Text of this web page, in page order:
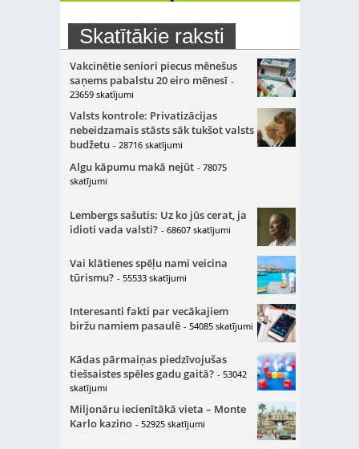
Skatītākie raksti
Vakcinētie seniori piecus mēnešus
saņems pabalstu 20 eiro mēnesī -
23659 skatījumi
Valsts kontrole: Privatizācijas
nebeidzamais stāsts sāk tukšot valsts
budžetu - 28716 skatījumi
Algu kāpumu makā nejūt - 78075
skatījumi
Lembergs sašutis: Uz ko jūs cerat, ja
idioti vada valsti? - 68607 skatījumi
Vai klātienes spēļu nami veicina
tūrismu? - 55533 skatījumi
Interesanti fakti par vecākajiem
biržu namiem pasaulē - 54085 skatījumi
Kādas pārmaiņas piedzīvojušas
tiešsaistes spēles gadu gaitā? - 53042
skatījumi
Miljonāru iecienītākā vieta – Monte
Karlo kazino - 52925 skatījumi